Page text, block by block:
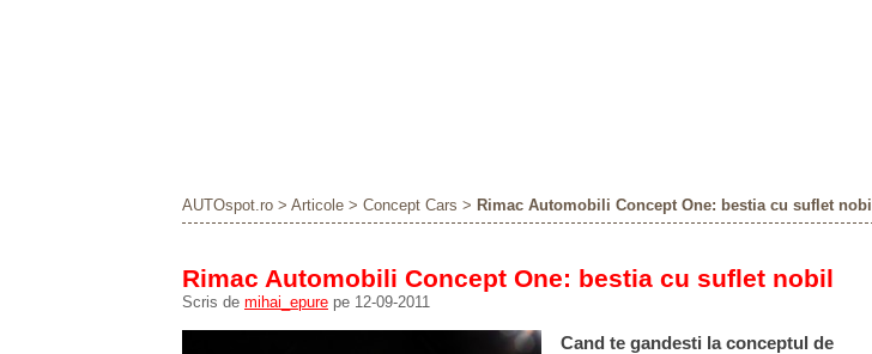
AUTOspot.ro > Articole > Concept Cars > Rimac Automobili Concept One: bestia cu suflet nobil
Rimac Automobili Concept One: bestia cu suflet nobil
Scris de mihai_epure pe 12-09-2011
Cand te gandesti la conceptul de